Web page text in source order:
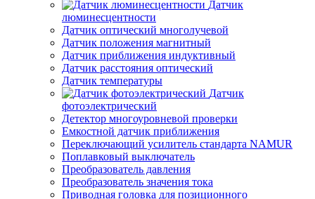
Датчик
люминесцентности
Датчик оптический многолучевой
Датчик положения магнитный
Датчик приближения индуктивный
Датчик расстояния оптический
Датчик температуры
Датчик
фотоэлектрический
Детектор многоуровневой проверки
Емкостной датчик приближения
Переключающий усилитель стандарта NAMUR
Поплавковый выключатель
Преобразователь давления
Преобразователь значения тока
Приводная головка для позиционного